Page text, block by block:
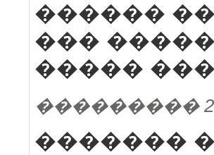
������
���
�����
���������
�������